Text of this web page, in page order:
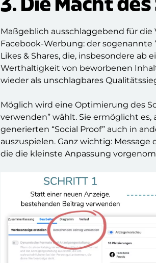
3. Die Macht
Maßgeblich ausschlaggebend für
Facebook-Werbung: der sogenannte
Likes & Shares, die, insbesondere
Werthaltigkeit von beworbenen
wieder als unschlagbares
Möglich wird eine Optimierung des
verwenden” wählt. Sie ermöglicht
generierten “Social Proof” auch in
auszuspielen. Ganz wichtig:
die die kleinste Anpassung